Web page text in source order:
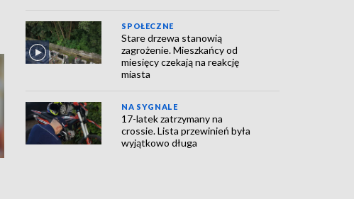
SPOŁECZNE
Stare drzewa stanowią
zagrożenie. Mieszkańcy od
miesięcy czekają na reakcję
miasta
NA SYGNALE
17-latek zatrzymany na
crossie. Lista przewinień była
wyjątkowo długa